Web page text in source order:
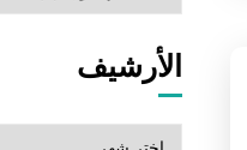
الأرشيف
الأرشيف